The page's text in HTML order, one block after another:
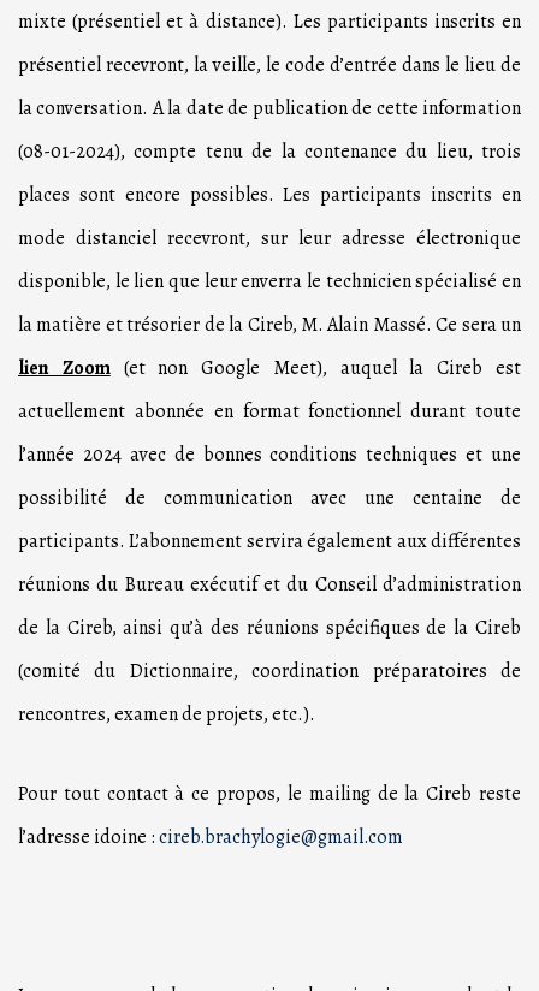
mixte (présentiel et à distance). Les participants inscrits en
présentiel recevront, la veille, le code d’entrée dans le lieu de
la conversation. A la date de publication de cette information
(08-01-2024), compte tenu de la contenance du lieu, trois
places sont encore possibles. Les participants inscrits en
mode distanciel recevront, sur leur adresse électronique
disponible, le lien que leur enverra le technicien spécialisé en
la matière et trésorier de la Cireb, M. Alain Massé. Ce sera un
lien Zoom(et non Google Meet), auquel la Cireb est
actuellement abonnée en format fonctionnel durant toute
l’année 2024 avec de bonnes conditions techniques et une
possibilité de communication avec une centaine de
participants. L’abonnement servira également aux différentes
réunions du Bureau exécutif et du Conseil d’administration
de la Cireb, ainsi qu’à des réunions spécifiques de la Cireb
(comité du Dictionnaire, coordination préparatoires de
rencontres, examen de projets, etc.).
Pour tout contact à ce propos, le mailing de la Cireb reste
l’adresse idoine :cireb.brachylogie@gmail.com